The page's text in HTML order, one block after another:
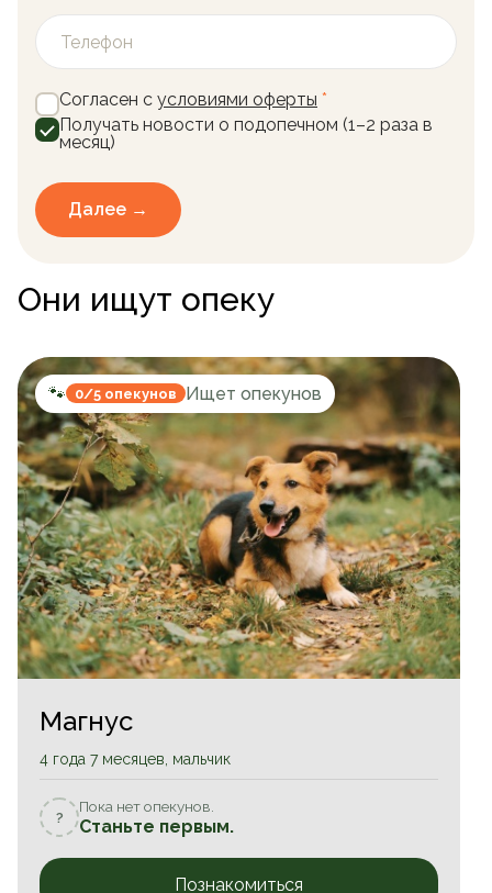
Телефон
Согласен с условиями оферты *
Получать новости о подопечном (1–2 раза в
месяц)
Далее →
Они ищут опеку
🐾 0/5 опекунов Ищет опекунов
Магнус
4 года 7 месяцев, мальчик
?
Пока нет опекунов.
Станьте первым.
Познакомиться